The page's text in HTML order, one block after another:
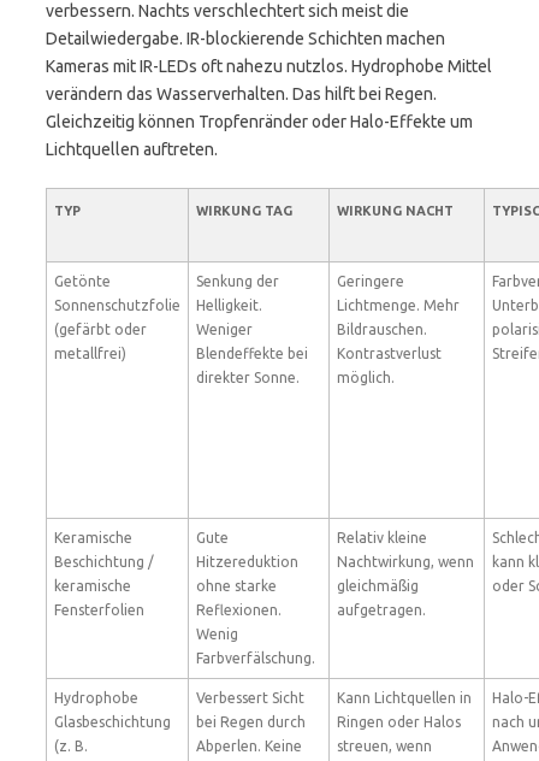
verbessern. Nachts verschlechtert sich meist die
Detailwiedergabe. IR-blockierende Schichten machen
Kameras mit IR-LEDs oft nahezu nutzlos. Hydrophobe Mittel
verändern das Wasserverhalten. Das hilft bei Regen.
Gleichzeitig können Tropfenränder oder Halo-Effekte um
Lichtquellen auftreten.
TYP WIRKUNG TAG WIRKUNG NACHT
Getönte
Sonnenschutzfolie
(gefärbt oder
metallfrei)
Senkung der
Helligkeit.
Weniger
Blendeffekte bei
direkter Sonne.
Geringere
Lichtmenge. Mehr
Bildrauschen.
Kontrastverlust
möglich.
Keramische
Beschichtung /
keramische
Fensterfolien
Gute
Hitzereduktion
ohne starke
Reflexionen.
Wenig
Farbverfälschung.
Relativ kleine
Nachtwirkung, wenn
gleichmäßig
aufgetragen.
kann
oder
Hydrophobe
Glasbeschichtung
(z. B.
Verbessert Sicht
bei Regen durch
Abperlen. Keine
Kann Lichtquellen in
Ringen oder Halos
streuen, wenn
Halo-
nach